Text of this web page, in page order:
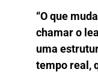
“O que
chamar o
uma
tempo real,